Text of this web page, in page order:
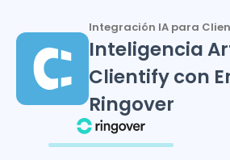
Integración IA para
Inteligencia
Clientify con
Ringover